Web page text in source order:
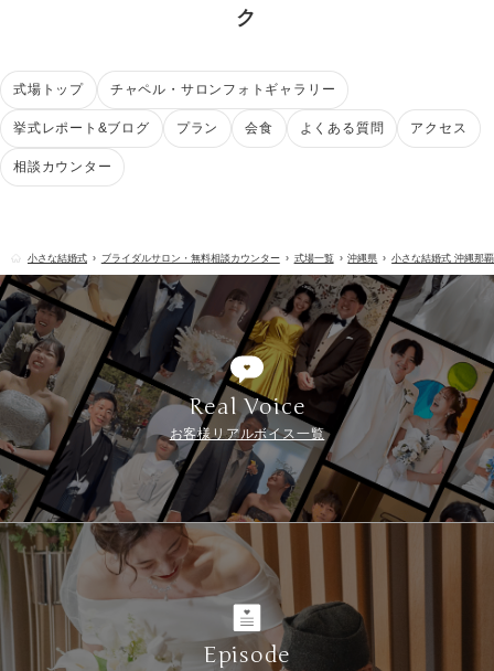
ク
式場トップ チャペル・サロンフォトギャラリー
挙式レポート&ブログ プラン 会食 よくある質問 アクセス
相談カウンター
小さな結婚式 ブライダルサロン・無料相談カウンター 式場一覧 沖縄県 小さな結婚式 沖縄那
Real Voice
お客様リアルボイス一覧
Episode